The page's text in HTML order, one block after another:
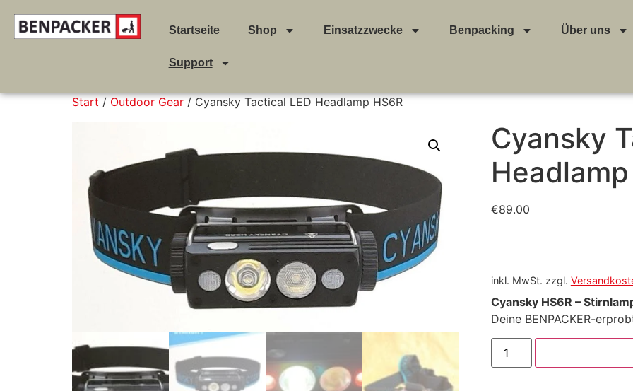
Startseite Shop Einsatzzwecke Benpacking Über uns
Support
Start / Outdoor Gear / Cyansky Tactical LED Headlamp HS6R
Cyansky
€89.00
inkl. MwSt. zzgl.
Cyansky HS6R –
Deine BENPACKER-